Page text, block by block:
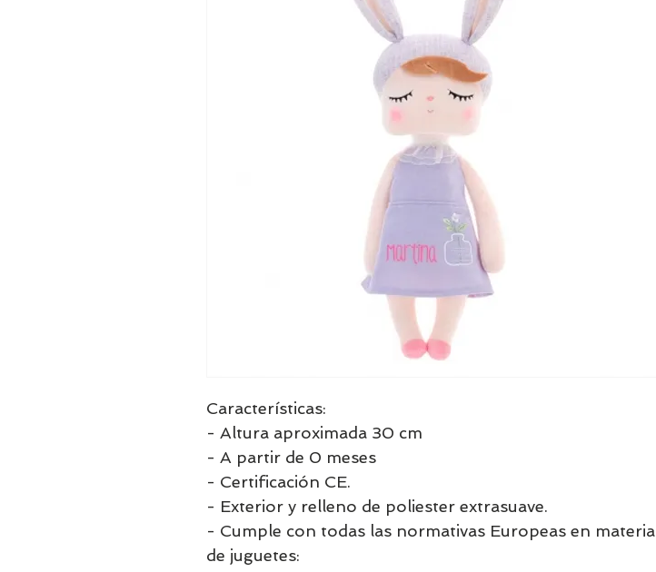
Características:
- Altura aproximada 30 cm
- A partir de 0 meses
- Certificación CE.
- Exterior y relleno de poliester extrasuave.
- Cumple con todas las normativas Europeas en materia
de juguetes: